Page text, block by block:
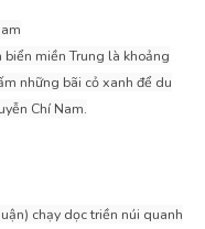
miền Trung là khoảng
những bãi cỏ xanh để du
Chí Nam.
chạy dọc triền núi quanh